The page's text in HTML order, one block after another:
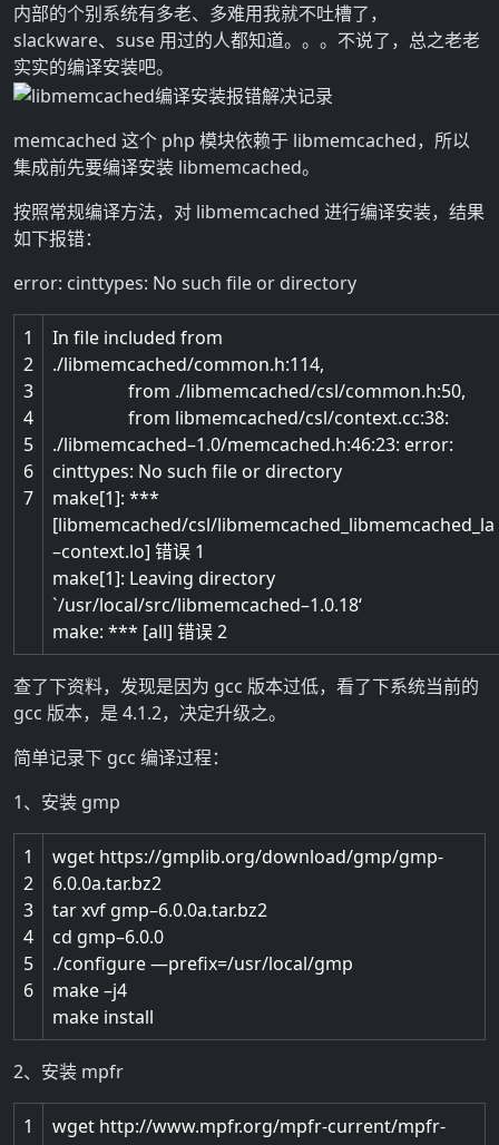
内部的个别系统有多老、多难用我就不吐槽了，
slackware、suse 用过的人都知道。。。不说了，总之老老
实实的编译安装吧。
memcached 这个 php 模块依赖于 libmemcached，所以
集成前先要编译安装 libmemcached。
按照常规编译方法，对 libmemcached 进行编译安装，结果
如下报错：
error: cinttypes: No such file or directory
1
2
3
4
5
6
7
In file included from
./libmemcached/common.h:114,
from ./libmemcached/csl/common.h:50,
from libmemcached/csl/context.cc:38:
./libmemcached–1.0/memcached.h:46:23: error:
cinttypes: No such file ordirectory
make[1]: ***
[libmemcached/csl/libmemcached_libmemcached_la
–context.lo] 错误 1
make[1]: Leaving directory
`/usr/local/src/libmemcached–1.0.18‘
make: *** [all] 错误2
查了下资料，发现是因为 gcc 版本过低，看了下系统当前的
gcc 版本，是 4.1.2，决定升级之。
简单记录下 gcc 编译过程：
1、安装 gmp
1
2
3
4
5
6
wget https://gmplib.org/download/gmp/gmp-
6.0.0a.tar.bz2
tarxvf gmp–6.0.0a.tar.bz2
cd gmp–6.0.0
./configure—prefix=/usr/local/gmp
make–j4
make install
2、安装 mpfr
1
wget http://www.mpfr.org/mpfr-current/mpfr-